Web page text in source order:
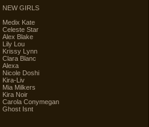
NEW GIRLS
Medix Kate
Celeste Star
Alex Blake
Lily Lou
Krissy Lynn
Clara Blanc
Alexa
Nicole Doshi
Kira-Liv
Mia Milkers
Kira Noir
Carola Conymegan
Ghost Isnt